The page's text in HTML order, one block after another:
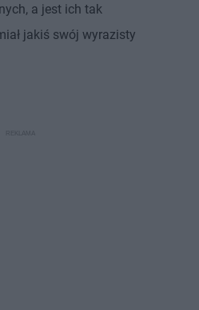
a jest ich tak
jakiś swój wyrazisty